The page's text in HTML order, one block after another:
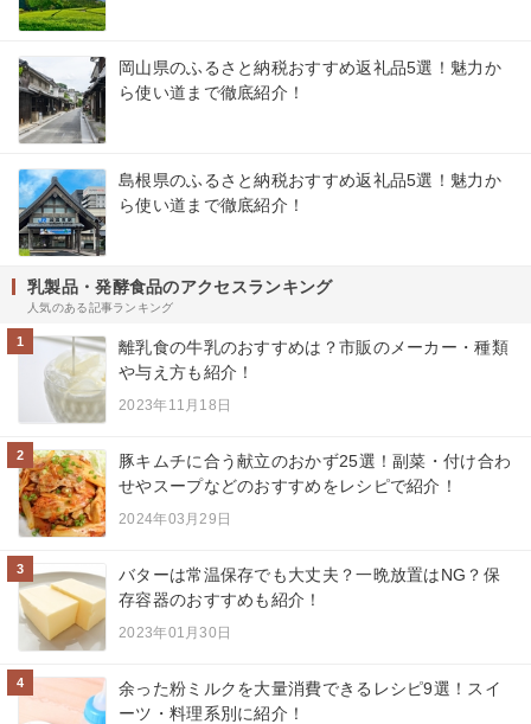
岡山県のふるさと納税おすすめ返礼品5選！魅力か
ら使い道まで徹底紹介！
島根県のふるさと納税おすすめ返礼品5選！魅力か
ら使い道まで徹底紹介！
乳製品・発酵食品のアクセスランキング
人気のある記事ランキング
1
離乳食の牛乳のおすすめは？市販のメーカー・種類
や与え方も紹介！
2023年11月18日
2
豚キムチに合う献立のおかず25選！副菜・付け合わ
せやスープなどのおすすめをレシピで紹介！
2024年03月29日
3
バターは常温保存でも大丈夫？一晩放置はNG？保
存容器のおすすめも紹介！
2023年01月30日
4
余った粉ミルクを大量消費できるレシピ9選！スイ
ーツ・料理系別に紹介！